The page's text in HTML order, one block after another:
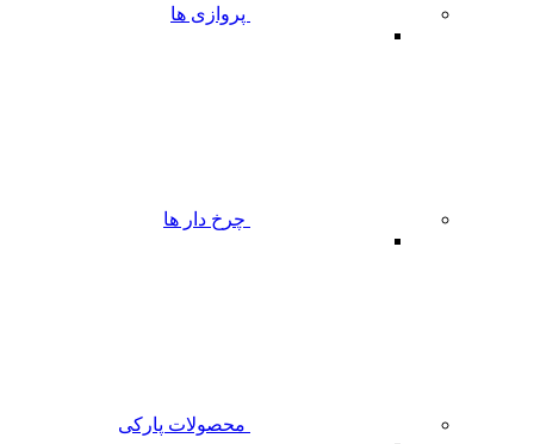
پروازی ها
چرخ دار ها
محصولات پارکی